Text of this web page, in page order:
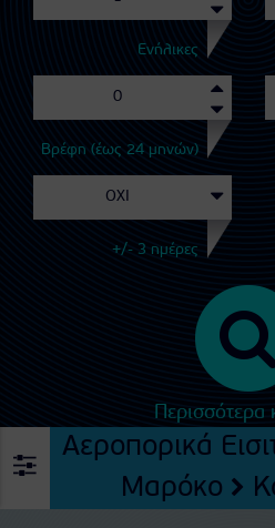
Ενήλικες
Βρέφη (έως 24 μηνών)
+/- 3 ημέρες
Περισσότερα
Αεροπορικά
Μαρόκο